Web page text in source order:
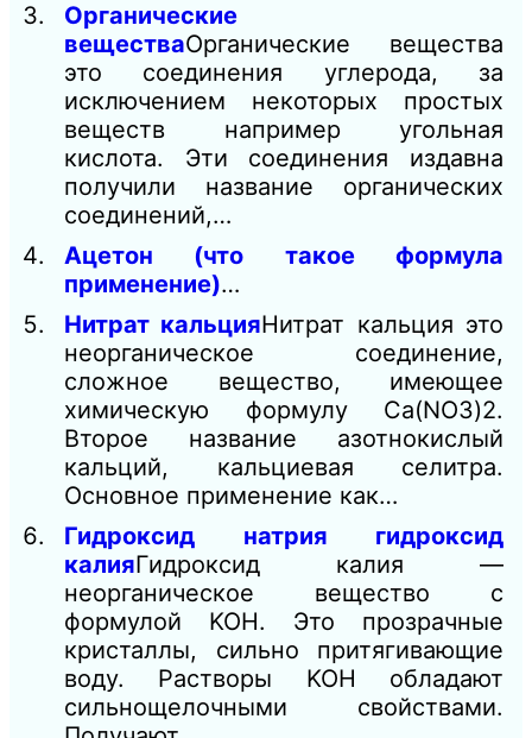
Органические
веществаОрганические вещества
это соединения углерода, за
исключением некоторых простых
веществ например угольная
кислота. Эти соединения издавна
получили название органических
соединений,…
Ацетон (что такое формула
применение)…
Нитрат кальцияНитрат кальция это
неорганическое соединение,
сложное вещество, имеющее
химическую формулу Ca(NO3)2.
Второе название азотнокислый
кальций, кальциевая селитра.
Основное применение как…
Гидроксид натрия гидроксид
калияГидроксид калия —
неорганическое вещество с
формулой KOH. Это прозрачные
кристаллы, сильно притягивающие
воду. Растворы KOH обладают
сильнощелочными свойствами.